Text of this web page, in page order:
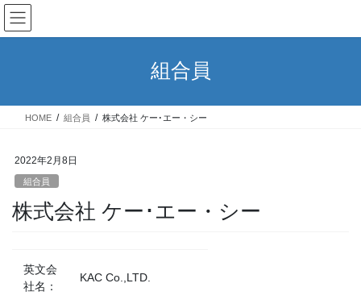
コ
ン
テ
ス
ナ
ビ
ゲ
ン
組合員
HOME 組合員 株式会社 ケー･エー・シー
2022年2月8日
組合員
株式会社 ケー･エー・シー
英文会
社名：
KAC Co.,LTD.